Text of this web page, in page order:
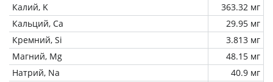
Калий, K
363.32 мг
Кальций, Ca
29.95 мг
Кремний, Si
3.813 мг
Магний, Mg
48.15 мг
Натрий, Na
40.9 мг